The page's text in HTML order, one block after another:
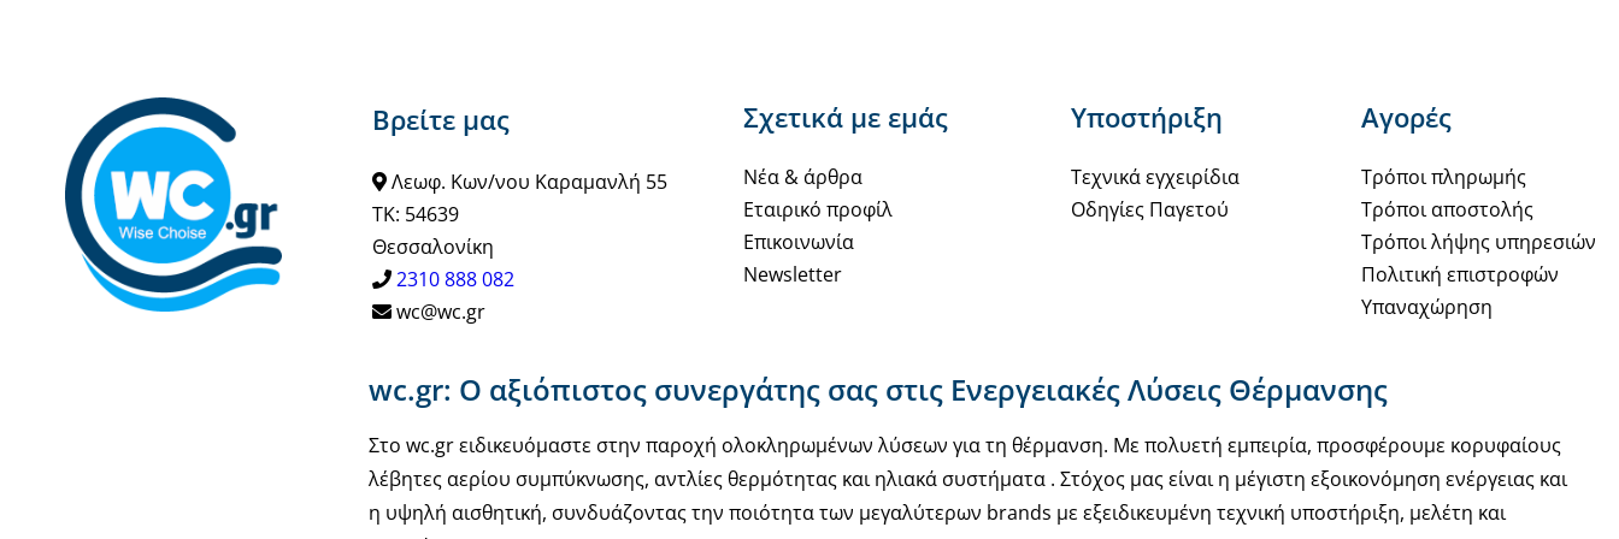
παραλλαγές.
επιλογές
μπορούν
επιλεγούν
του
Βρείτε μας
Λεωφ. Κων/νου Καραμανλή 55
ΤΚ: 54639
Θεσσαλονίκη
2310 888 082
wc@wc.gr
Σχετικά με εμάς
Νέα & άρθρα
Εταιρικό προφίλ
Επικοινωνία
Newsletter
Υποστήριξη
Τεχνικά εγχειρίδια
Οδηγίες Παγετού
Αγορές
Τρόποι πληρωμής
Τρόποι αποστολής
Τρόποι λήψης υπηρεσιών
Πολιτική επιστροφών
Υπαναχώρηση
wc.gr: Ο αξιόπιστος συνεργάτης σας στις Ενεργειακές Λύσεις Θέρμανσης
Στο wc.gr ειδικευόμαστε στην παροχή ολοκληρωμένων λύσεων για τη θέρμανση. Με πολυετή εμπειρία, προσφέρουμε κορυφαίους
λέβητες αερίου συμπύκνωσης, αντλίες θερμότητας και ηλιακά συστήματα . Στόχος μας είναι η μέγιστη εξοικονόμηση ενέργειας και
η υψηλή αισθητική, συνδυάζοντας την ποιότητα των μεγαλύτερων brands με εξειδικευμένη τεχνική υποστήριξη, μελέτη και